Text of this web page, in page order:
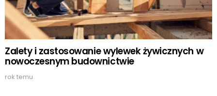
Zalety i zastosowanie wylewek żywicznych w
nowoczesnym budownictwie
rok temu